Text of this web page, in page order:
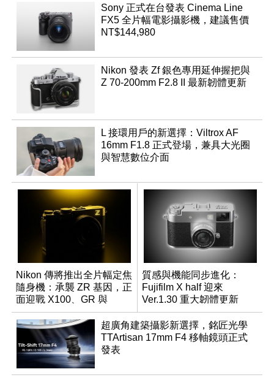
Sony 正式在台發表 Cinema Line
FX5 全片幅電影攝影機，建議售價
NT$144,980
Nikon 發表 Zf 銀色專用延伸握把與
Z 70-200mm F2.8 II 最新韌體更新
L 接環用戶的新選擇：Viltrox AF
16mm F1.8 正式登場，兼具大光圈
與智慧數位介面
Nikon 傳將推出全片幅定焦
隨身機：承襲 ZR 基因，正
面迎戰 X100、GR 與
RX1R 系列
質感與機能同步進化：
Fujifilm X half 迎來
Ver.1.30 重大韌體更新
超廣角建築攝影新選擇，銘匠光學
TTArtisan 17mm F4 移軸鏡頭正式
發表